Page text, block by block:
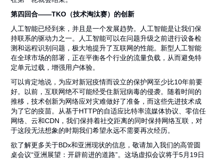
第四回合——TKO（技术淘汰赛）的创新
人工智能已经到来，并且是一个发展趋势。人工智能是让我们保
持联系的驱动力之一。人工智能可以在问题升级之前进行设备检
测和远程识别问题，极大地提升了互联网的性能。新型人工智能
在全球市场的部署，正在平衡各个行业的流量负载，从而避免特
定单元过载，增强用户体验。
可以肯定地说，为应对新冠疫情而设立的保护网至少比10年前要
好。以前，互联网绝不可能经受住新冠病毒的侵袭。随着时间的
推移，技术创新为网络应对灾难做好了准备，而这些先进技术成
为了它的疫苗。从基于HTTP的自适应比特率流媒体协议、零信任
网络、云和CDN，我们保持着社交距离的同时保持网络互联，对
于这段无法想象的时期我们希望永远不需要再次经历。
欲了解更多关于BDx和亚洲现状的信息，敬请加入我们的高管圆
桌会议“亚洲展望：开辟前进的道路”。这场虚拟会议将于5月19日